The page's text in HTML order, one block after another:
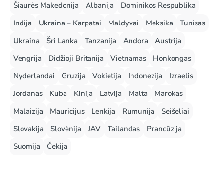
Šiaurės Makedonija
Albanija
Dominikos Respublika
Indija
Ukraina – Karpatai Maldyvai Meksika
Tunisas
Ukraina
Šri Lanka Tanzanija Andora
Austrija
Vengrija
Didžioji Britanija Vietnamas
Honkongas
Nyderlandai
Gruzija Vokietija Indonezija
Izraelis
Jordanas
Kuba Kinija Latvija Malta
Marokas
Malaizija
Mauricijus Lenkija Rumunija
Seišeliai
Slovakija
Slovėnija JAV Tailandas
Prancūzija
Suomija
Čekija